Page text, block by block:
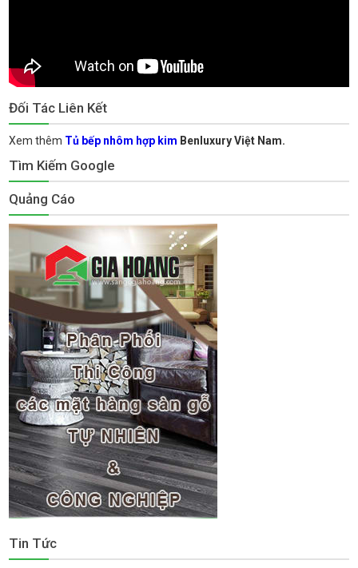
Đối Tác Liên Kết
Xem thêm Tủ bếp nhôm hợp kim Benluxury Việt Nam.
Tìm Kiếm Google
Quảng Cáo
Tin Tức